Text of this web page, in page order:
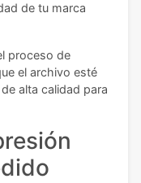
de tu marca
proceso de
el archivo esté
alta calidad para